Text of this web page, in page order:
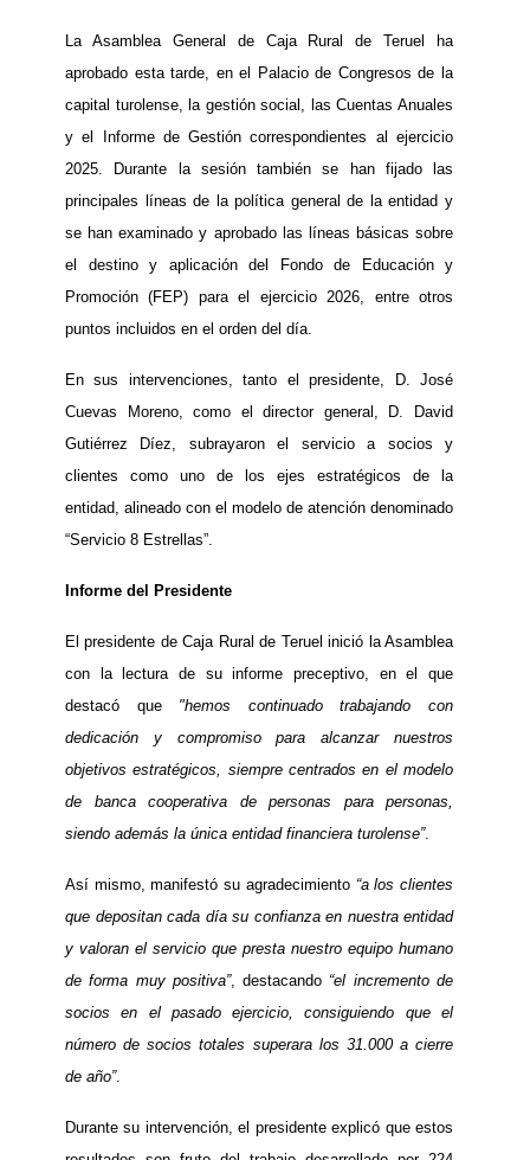
La Asamblea General de Caja Rural de Teruel ha
aprobado esta tarde, en el Palacio de Congresos de la
capital turolense, la gestión social, las Cuentas Anuales
y el Informe de Gestión correspondientes al ejercicio
2025. Durante la sesión también se han fijado las
principales líneas de la política general de la entidad y
se han examinado y aprobado las líneas básicas sobre
el destino y aplicación del Fondo de Educación y
Promoción (FEP) para el ejercicio 2026, entre otros
puntos incluidos en el orden del día.
En sus intervenciones, tanto el presidente, D. José
Cuevas Moreno, como el director general, D. David
Gutiérrez Díez, subrayaron el servicio a socios y
clientes como uno de los ejes estratégicos de la
entidad, alineado con el modelo de atención denominado
“Servicio 8 Estrellas”.
Informe del Presidente
El presidente de Caja Rural de Teruel inició la Asamblea
con la lectura de su informe preceptivo, en el que
destacó que "hemos continuado trabajando con
dedicación y compromiso para alcanzar nuestros
objetivos estratégicos, siempre centrados en el modelo
de banca cooperativa de personas para personas,
siendo además la única entidad financiera turolense”.
Así mismo, manifestó su agradecimiento “a los clientes
que depositan cada día su confianza en nuestra entidad
y valoran el servicio que presta nuestro equipo humano
de forma muy positiva”, destacando “el incremento de
socios en el pasado ejercicio, consiguiendo que el
número de socios totales superara los 31.000 a cierre
de año”.
Durante su intervención, el presidente explicó que estos